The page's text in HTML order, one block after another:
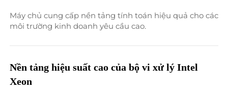
Máy chủ cung cấp nền tảng tính toán hiệu quả cho các
môi trường kinh doanh yêu cầu cao.
Nền tảng hiệu suất cao của bộ vi xử lý Intel
Xeon